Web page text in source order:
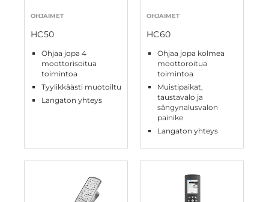
OHJAIMET
HC50
Ohjaa jopa 4
moottorisoitua
toimintoa
Tyylikkäästi muotoiltu
Langaton yhteys
OHJAIMET
HC60
Ohjaa jopa kolmea
moottoroitua
toimintoa
Muistipaikat,
taustavalo ja
sängynalusvalon
painike
Langaton yhteys